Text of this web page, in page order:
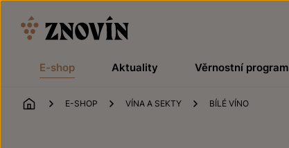
E-shop Aktuality Věrnostní program
ÚVOD
E-SHOP VÍNA A SEKTY BÍLÉ VÍNO